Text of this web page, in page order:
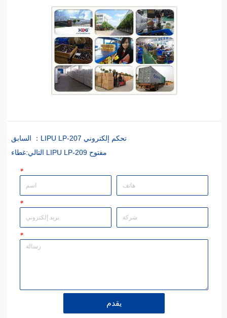
السابق ：
LIPU LP-207 تحكم إلكتروني
التالي:
غطاء LIPU LP-209 مفتوح
*
*
*
يقدم